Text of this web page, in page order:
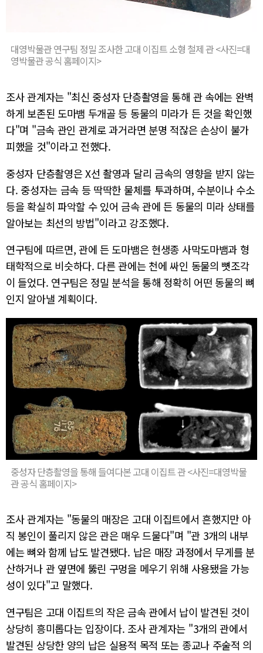
대영박물관 연구팀 정밀 조사한 고대 이집트 소형 철제 관 <사진=대
영박물관 공식 홈페이지>
조사 관계자는 "최신 중성자 단층촬영을 통해 관 속에는 완벽
하게 보존된 도마뱀 두개골 등 동물의 미라가 든 것을 확인했
다"며 "금속 관인 관계로 과거라면 분명 적잖은 손상이 불가
피했을 것"이라고 전했다.
중성자 단층촬영은 X선 촬영과 달리 금속의 영향을 받지 않는
다. 중성자는 금속 등 딱딱한 물체를 투과하며, 수분이나 수소
등을 확실히 파악할 수 있어 금속 관에 든 동물의 미라 상태를
알아보는 최선의 방법"이라고 강조했다.
연구팀에 따르면, 관에 든 도마뱀은 현생종 사막도마뱀과 형
태학적으로 비슷하다. 다른 관에는 천에 싸인 동물의 뼛조각
이 들었다. 연구팀은 정밀 분석을 통해 정확히 어떤 동물의 뼈
인지 알아낼 계획이다.
중성자 단층촬영을 통해 들여다본 고대 이집트 관 <사진=대영박물
관 공식 홈페이지>
조사 관계자는 "동물의 매장은 고대 이집트에서 흔했지만 아
직 봉인이 풀리지 않은 관은 매우 드물다"며 "관 3개의 내부
에는 뼈와 함께 납도 발견됐다. 납은 매장 과정에서 무게를 분
산하거나 관 옆면에 뚫린 구멍을 메우기 위해 사용됐을 가능
성이 있다"고 말했다.
연구팀은 고대 이집트의 작은 금속 관에서 납이 발견된 것이
상당히 흥미롭다는 입장이다. 조사 관계자는 "3개의 관에서
발견된 상당한 양의 납은 실용적 목적 또는 종교나 주술적 의